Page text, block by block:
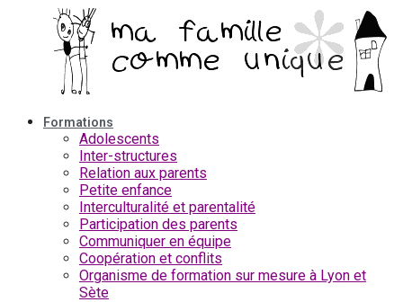
contenu
Formations
Adolescents
Inter-structures
Relation aux parents
Petite enfance
Interculturalité et parentalité
Participation des parents
Communiquer en équipe
Coopération et conflits
Organisme de formation sur mesure à Lyon et
Sète